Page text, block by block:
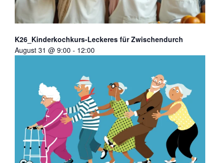
K26_Kinderkochkurs-Leckeres für Zwischendurch
August 31 @ 9:00 - 12:00